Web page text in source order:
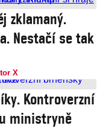
zklamaný.
Nestačí se tak
X
Kontroverzní
ministryně